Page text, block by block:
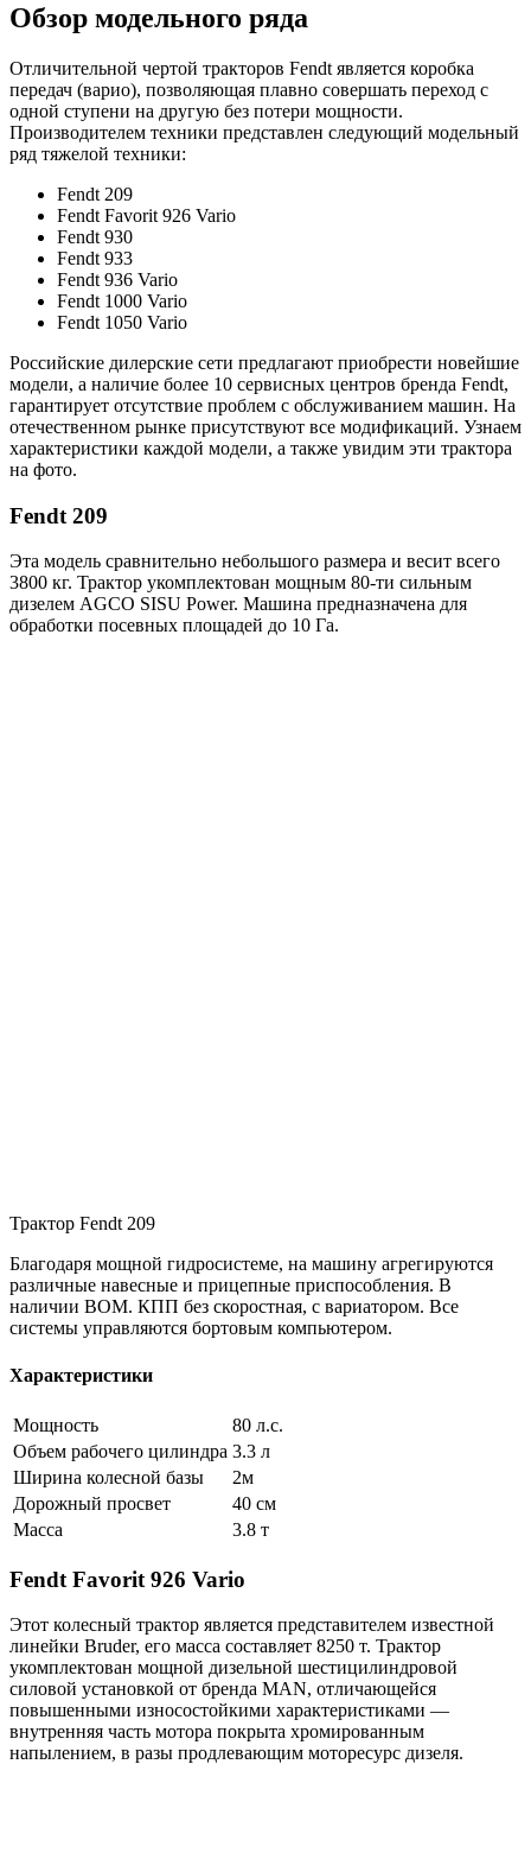
Обзор модельного ряда
Отличительной чертой тракторов Fendt является коробка
передач (варио), позволяющая плавно совершать переход с
одной ступени на другую без потери мощности.
Производителем техники представлен следующий модельный
ряд тяжелой техники:
Fendt 209
Fendt Favorit 926 Vario
Fendt 930
Fendt 933
Fendt 936 Vario
Fendt 1000 Vario
Fendt 1050 Vario
Российские дилерские сети предлагают приобрести новейшие
модели, а наличие более 10 сервисных центров бренда Fendt,
гарантирует отсутствие проблем с обслуживанием машин. На
отечественном рынке присутствуют все модификаций. Узнаем
характеристики каждой модели, а также увидим эти трактора
на фото.
Fendt 209
Эта модель сравнительно небольшого размера и весит всего
3800 кг. Трактор укомплектован мощным 80-ти сильным
дизелем AGCO SISU Power. Машина предназначена для
обработки посевных площадей до 10 Га.
Трактор Fendt 209
Благодаря мощной гидросистеме, на машину агрегируются
различные навесные и прицепные приспособления. В
наличии ВОМ. КПП без скоростная, с вариатором. Все
системы управляются бортовым компьютером.
Характеристики
Мощность
80 л.с.
Объем рабочего цилиндра 3.3 л
Ширина колесной базы
2м
Дорожный просвет
40 см
Масса
3.8 т
Fendt Favorit 926 Vario
Этот колесный трактор является представителем известной
линейки Bruder, его масса составляет 8250 т. Трактор
укомплектован мощной дизельной шестицилиндровой
силовой установкой от бренда MAN, отличающейся
повышенными износостойкими характеристиками —
внутренняя часть мотора покрыта хромированным
напылением, в разы продлевающим моторесурс дизеля.